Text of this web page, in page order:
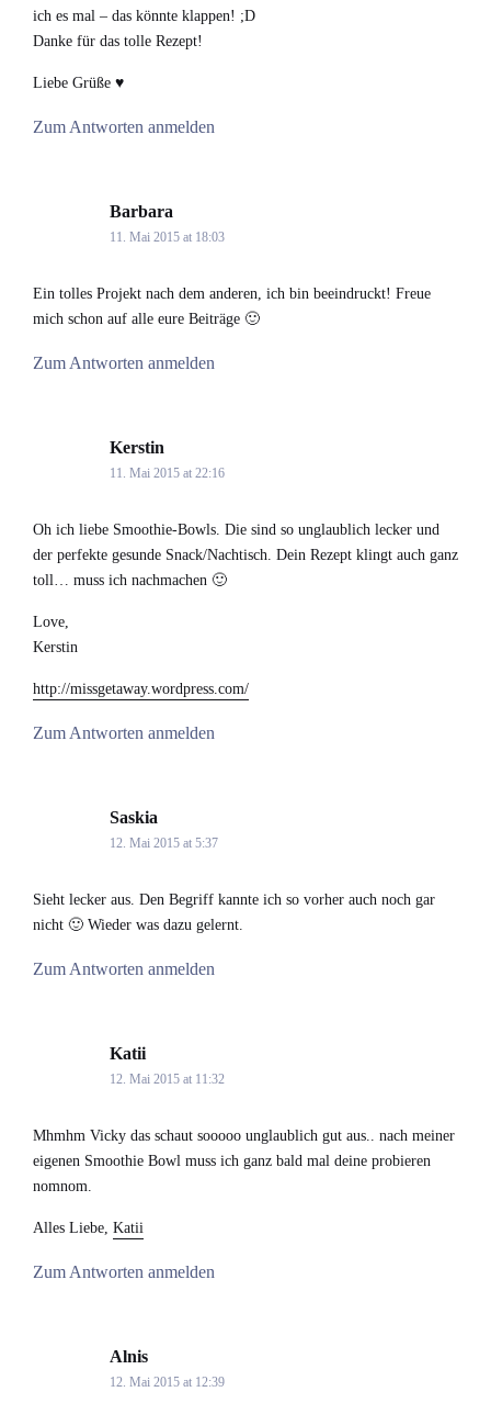
ich es mal – das könnte klappen! ;D
Danke für das tolle Rezept!
Liebe Grüße ♥
Zum Antworten anmelden
Barbara
11. Mai 2015 at 18:03
Ein tolles Projekt nach dem anderen, ich bin beeindruckt! Freue
mich schon auf alle eure Beiträge 🙂
Zum Antworten anmelden
Kerstin
11. Mai 2015 at 22:16
Oh ich liebe Smoothie-Bowls. Die sind so unglaublich lecker und
der perfekte gesunde Snack/Nachtisch. Dein Rezept klingt auch ganz
toll… muss ich nachmachen 🙂
Love,
Kerstin
http://missgetaway.wordpress.com/
Zum Antworten anmelden
Saskia
12. Mai 2015 at 5:37
Sieht lecker aus. Den Begriff kannte ich so vorher auch noch gar
nicht 🙂 Wieder was dazu gelernt.
Zum Antworten anmelden
Katii
12. Mai 2015 at 11:32
Mhmhm Vicky das schaut sooooo unglaublich gut aus.. nach meiner
eigenen Smoothie Bowl muss ich ganz bald mal deine probieren
nomnom.
Alles Liebe, Katii
Zum Antworten anmelden
Alnis
12. Mai 2015 at 12:39